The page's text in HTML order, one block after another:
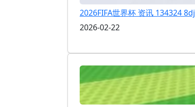
2026FIFA世界杯 资讯 134324 8dj
2026-02-22